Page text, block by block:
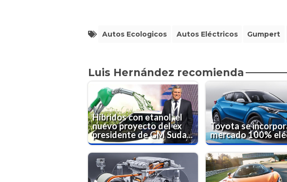
Autos Ecologicos Autos Eléctricos Gumpert
Luis Hernández recomienda
Híbridos con etanol, el
nuevo proyecto del ex
presidente de GM Suda...
Toyota se
mercado 100%